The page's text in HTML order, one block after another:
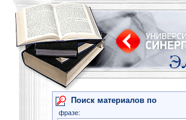
Поиск материалов по
фразе: